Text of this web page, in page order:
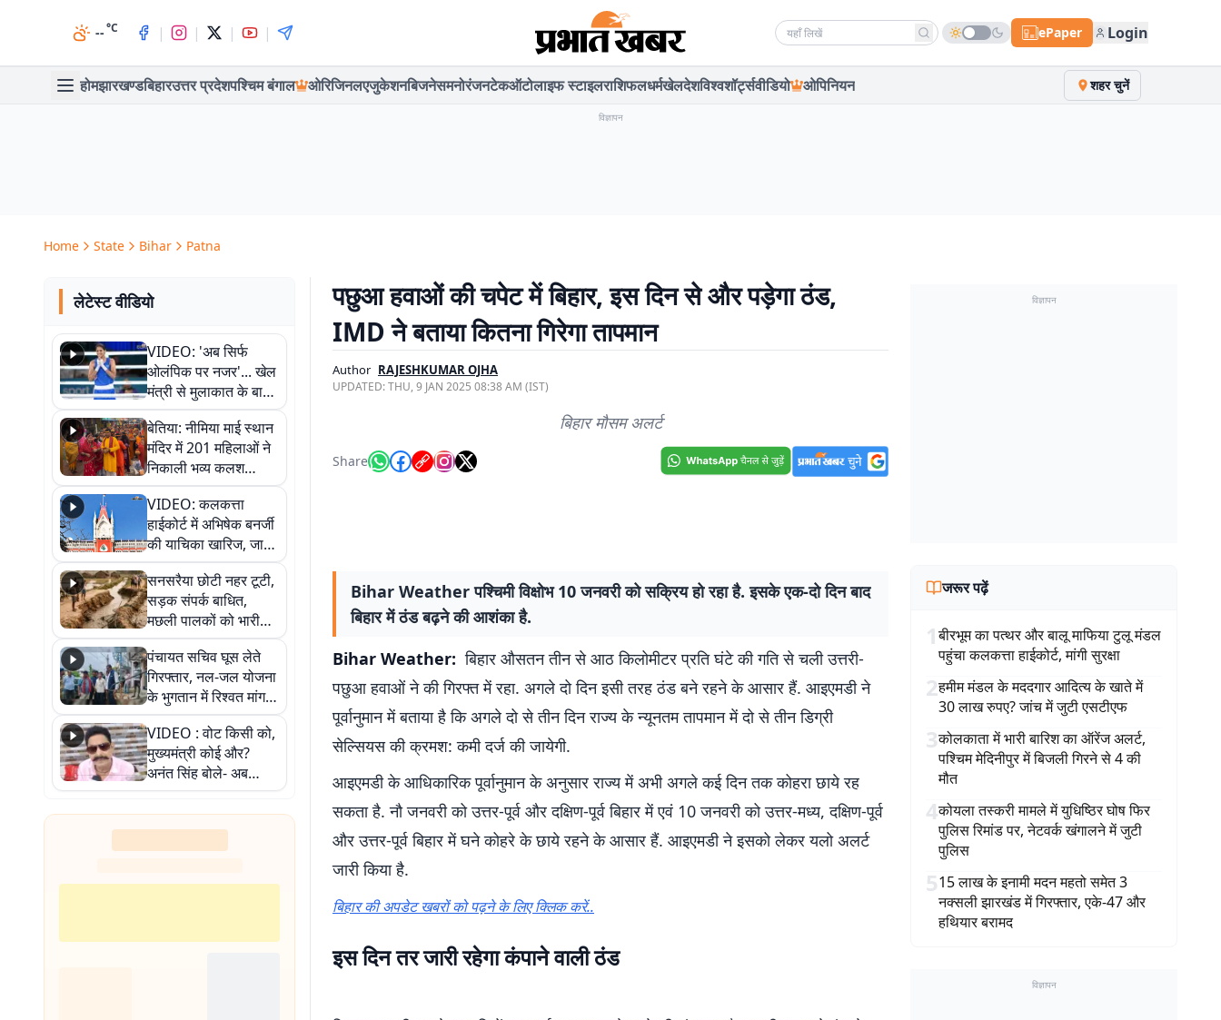
--°C | | | | Search news ePaper Login
होमझारखण्डबिहारउत्तर प्रदेशपश्चिम बंगाल ओरिजिनलएजुकेशनबिजनेसमनोरंजनटेकऑटोलाइफ स्टाइलराशिफलधर्मखेलदेशविश्वशॉर्ट्सवीडियो ओपिनियन शहर चुनें
विज्ञापन
Home State Bihar Patna
लेटेस्ट वीडियो
VIDEO: 'अब सिर्फ
ओलंपिक पर नजर'... खेल
मंत्री से मुलाकात के बाद
जैसमीन लंबोरिया का बड़ा
बयान
बेतिया: नीमिया माई स्थान
मंदिर में 201 महिलाओं ने
निकाली भव्य कलश
शोभायात्रा, शिवलिंग
प्राण-प्रतिष्ठा महोत्सव
शुरू
VIDEO: कलकत्ता
हाईकोर्ट में अभिषेक बनर्जी
की याचिका खारिज, जानें
क्या है पूरा मामला
सनसरैया छोटी नहर टूटी,
सड़क संपर्क बाधित,
मछली पालकों को भारी
नुकसान
पंचायत सचिव घूस लेते
गिरफ्तार, नल-जल योजना
के भुगतान में रिश्वत मांगना
पड़ा भारी
VIDEO : वोट किसी को,
मुख्यमंत्री कोई और?
अनंत सिंह बोले- अब
जनता हर चुनाव में देगी
जवाब
पछुआ हवाओं की चपेट में बिहार, इस दिन से और पड़ेगा ठंड,
IMD ने बताया कितना गिरेगा तापमान
Author RAJESHKUMAR OJHA
UPDATED:THU, 9 JAN 2025 08:38 AM (IST)
बिहार मौसम अलर्ट
Share
Bihar Weather पश्चिमी विक्षोभ 10 जनवरी को सक्रिय हो रहा है. इसके एक-दो दिन बाद
बिहार में ठंड बढ़ने की आशंका है.
Bihar Weather: बिहार औसतन तीन से आठ किलोमीटर प्रति घंटे की गति से चली उत्तरी-
पछुआ हवाओं ने की गिरफ्त में रहा. अगले दो दिन इसी तरह ठंड बने रहने के आसार हैं. आइएमडी ने
पूर्वानुमान में बताया है कि अगले दो से तीन दिन राज्य के न्यूनतम तापमान में दो से तीन डिग्री
सेल्सियस की क्रमश: कमी दर्ज की जायेगी.
आइएमडी के आधिकारिक पूर्वानुमान के अनुसार राज्य में अभी अगले कई दिन तक कोहरा छाये रह
सकता है. नौ जनवरी को उत्तर-पूर्व और दक्षिण-पूर्व बिहार में एवं 10 जनवरी को उत्तर-मध्य, दक्षिण-पूर्व
और उत्तर-पूर्व बिहार में घने कोहरे के छाये रहने के आसार हैं. आइएमडी ने इसको लेकर यलो अलर्ट
जारी किया है.
बिहार की अपडेट खबरों को पढ़ने के लिए क्लिक करें..
इस दिन तर जारी रहेगा कंपाने वाली ठंड
विज्ञापन
जरूर पढ़ें
1बीरभूम का पत्थर और बालू माफिया टुलू मंडल
पहुंचा कलकत्ता हाईकोर्ट, मांगी सुरक्षा
2हमीम मंडल के मददगार आदित्य के खाते में
30 लाख रुपए? जांच में जुटी एसटीएफ
3कोलकाता में भारी बारिश का ऑरेंज अलर्ट,
पश्चिम मेदिनीपुर में बिजली गिरने से 4 की
मौत
4कोयला तस्करी मामले में युधिष्ठिर घोष फिर
पुलिस रिमांड पर, नेटवर्क खंगालने में जुटी
पुलिस
515 लाख के इनामी मदन महतो समेत 3
नक्सली झारखंड में गिरफ्तार, एके-47 और
हथियार बरामद
विज्ञापन